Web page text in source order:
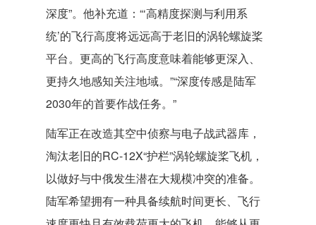
深度”。他补充道：“‘高精度探测与利用系
统’的飞行高度将远远高于老旧的涡轮螺旋桨
平台。更高的飞行高度意味着能够更深入、
更持久地感知关注地域。”“深度传感是陆军
2030年的首要作战任务。”
陆军正在改造其空中侦察与电子战武器库，
淘汰老旧的RC-12X“护栏”涡轮螺旋桨飞机，
以做好与中俄发生潜在大规模冲突的准备。
陆军希望拥有一种具备续航时间更长、飞行